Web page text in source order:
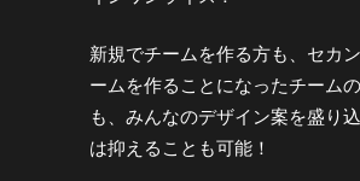
新規でチームを作る方も、セカ
ームを作ることになったチーム
も、みんなのデザイン案を盛り
は抑えることも可能！